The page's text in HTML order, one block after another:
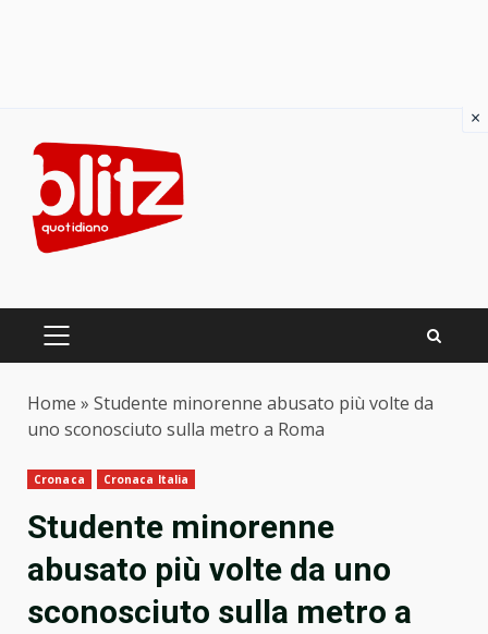
content
PRIMARY
Home » Studente minorenne abusato più volte da
uno sconosciuto sulla metro a Roma
Cronaca Cronaca Italia
Studente minorenne
abusato più volte da uno
sconosciuto sulla metro a
×